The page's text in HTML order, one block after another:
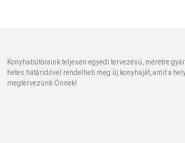
Konyhabútoraink teljesen egyedi tervezésű, méretre
hetes határidővel rendelheti meg új konyháját, amit a
megtervezünk Önnek!